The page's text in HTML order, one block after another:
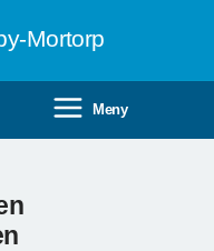
Mortorp
Meny